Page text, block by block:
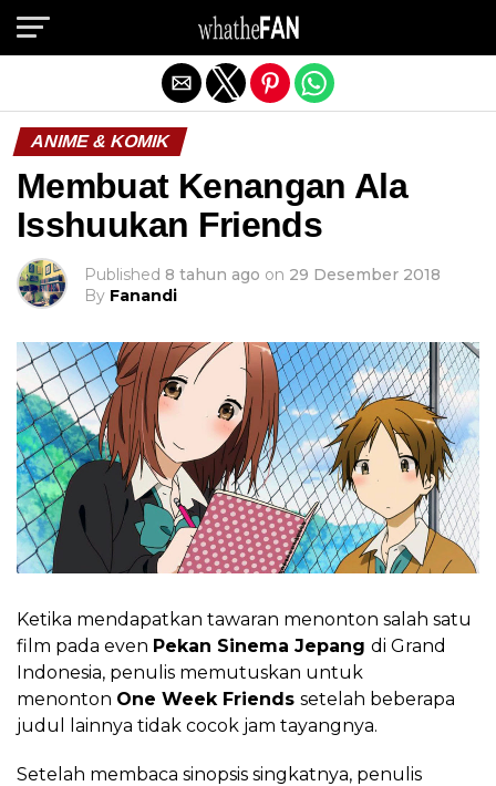
ANIME & KOMIK
Membuat Kenangan Ala
Isshuukan Friends
Published 8 tahun ago on 29 Desember 2018
By Fanandi
Ketika mendapatkan tawaran menonton salah satu
film pada even Pekan Sinema Jepang di Grand
Indonesia, penulis memutuskan untuk
menonton One Week Friends setelah beberapa
judul lainnya tidak cocok jam tayangnya.
Setelah membaca sinopsis singkatnya, penulis
Exit mobile version